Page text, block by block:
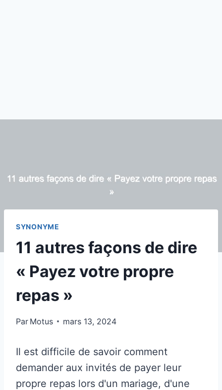
SYNONYME
11 autres façons de dire
« Payez votre propre
repas »
Par Motus mars 13, 2024
Il est difficile de savoir comment
demander aux invités de payer leur
propre repas lors d'un mariage, d'une